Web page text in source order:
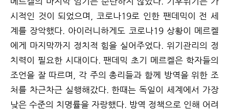
시적인 것이 되었으며, 코로나19로 인한 팬데믹이 전 세
계를 장악했다. 아이러니하게도 코로나19 상황이 메르켈
에게 마지막까지 정치적 힘을 실어주었다. 위기관리의 정
치력이 필요한 시대이다. 팬데믹 초기 메르켈은 학자들의
조언을 잘 따르며, 각 주의 총리들과 함께 방역을 위한 조
처를 차근차근 실행해갔다. 한때는 독일이 세계에서 가장
낮은 수준의 치명률을 자랑했다. 방역 정책으로 인해 어려